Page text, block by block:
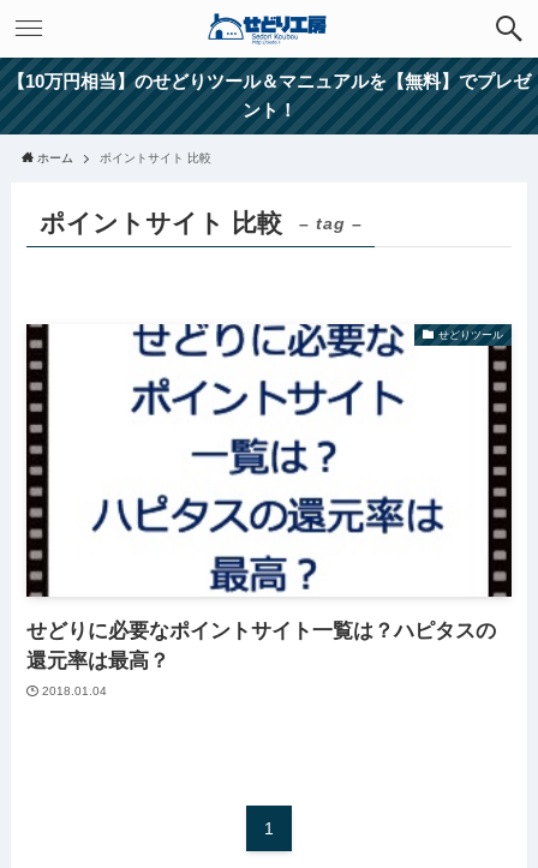
【10万円相当】のせどりツール＆マニュアルを【無料】でプレゼ
ント！
ホーム ポイントサイト 比較
ポイントサイト 比較 – tag –
せどりツール
せどりに必要なポイントサイト一覧は？ハピタスの
還元率は最高？
2018.01.04
1